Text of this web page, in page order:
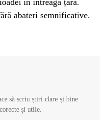
abateri semnificative.
să scriu știri clare și bine
și utile.